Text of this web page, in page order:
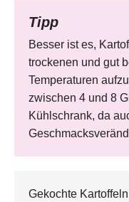
Tipp
Besser ist es,
trockenen und gut
Temperaturen
zwischen 4 und 8
Kühlschrank, da
Gekochte